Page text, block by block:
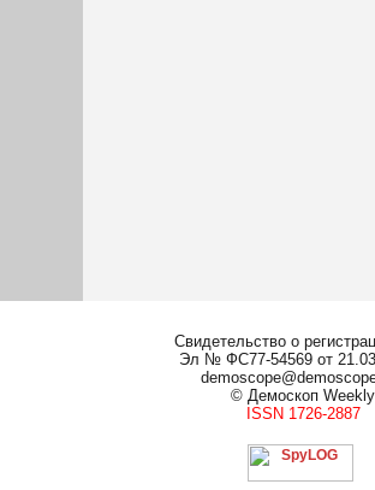
Свидетельство о
Эл № ФС77-54569 от
© Демоскоп Weekly
ISSN 1726-2887